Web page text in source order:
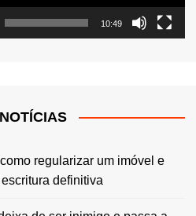
10:49
regularizar um imóvel e
definitiva